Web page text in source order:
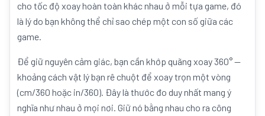
cho tốc độ xoay hoàn toàn khác nhau ở mỗi tựa game, đó
là lý do bạn không thể chỉ sao chép một con số giữa các
game.
Để giữ nguyên cảm giác, bạn cần khớp quãng xoay 360° —
khoảng cách vật lý bạn rê chuột để xoay trọn một vòng
(cm/360 hoặc in/360). Đây là thước đo duy nhất mang ý
nghĩa như nhau ở mọi nơi. Giữ nó bằng nhau cho ra công